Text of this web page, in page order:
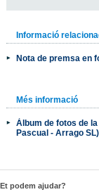
Informació
Nota de premsa en
Més informació
Àlbum de fotos de
Pascual - Arrago SL)
Et podem ajudar?